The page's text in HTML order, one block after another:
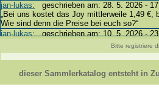
jan-lukas: geschrieben am: 28. 5. 2026 -
„Bei uns kostet das Joy mittlerweile 1,49 €,
Wie sind denn die Preise bei euch so?“
jan-lukas:geschrieben am: 10. 5. 2026 -
Bonsaipanther:geschrieben am: 10. 5.
@ Harald
https://www.ue-ei-portal-
Dein Enkel sollte zur Strafe die nächsten 3
Bitte registriere
dieser Sammlerkatalog entsteht in